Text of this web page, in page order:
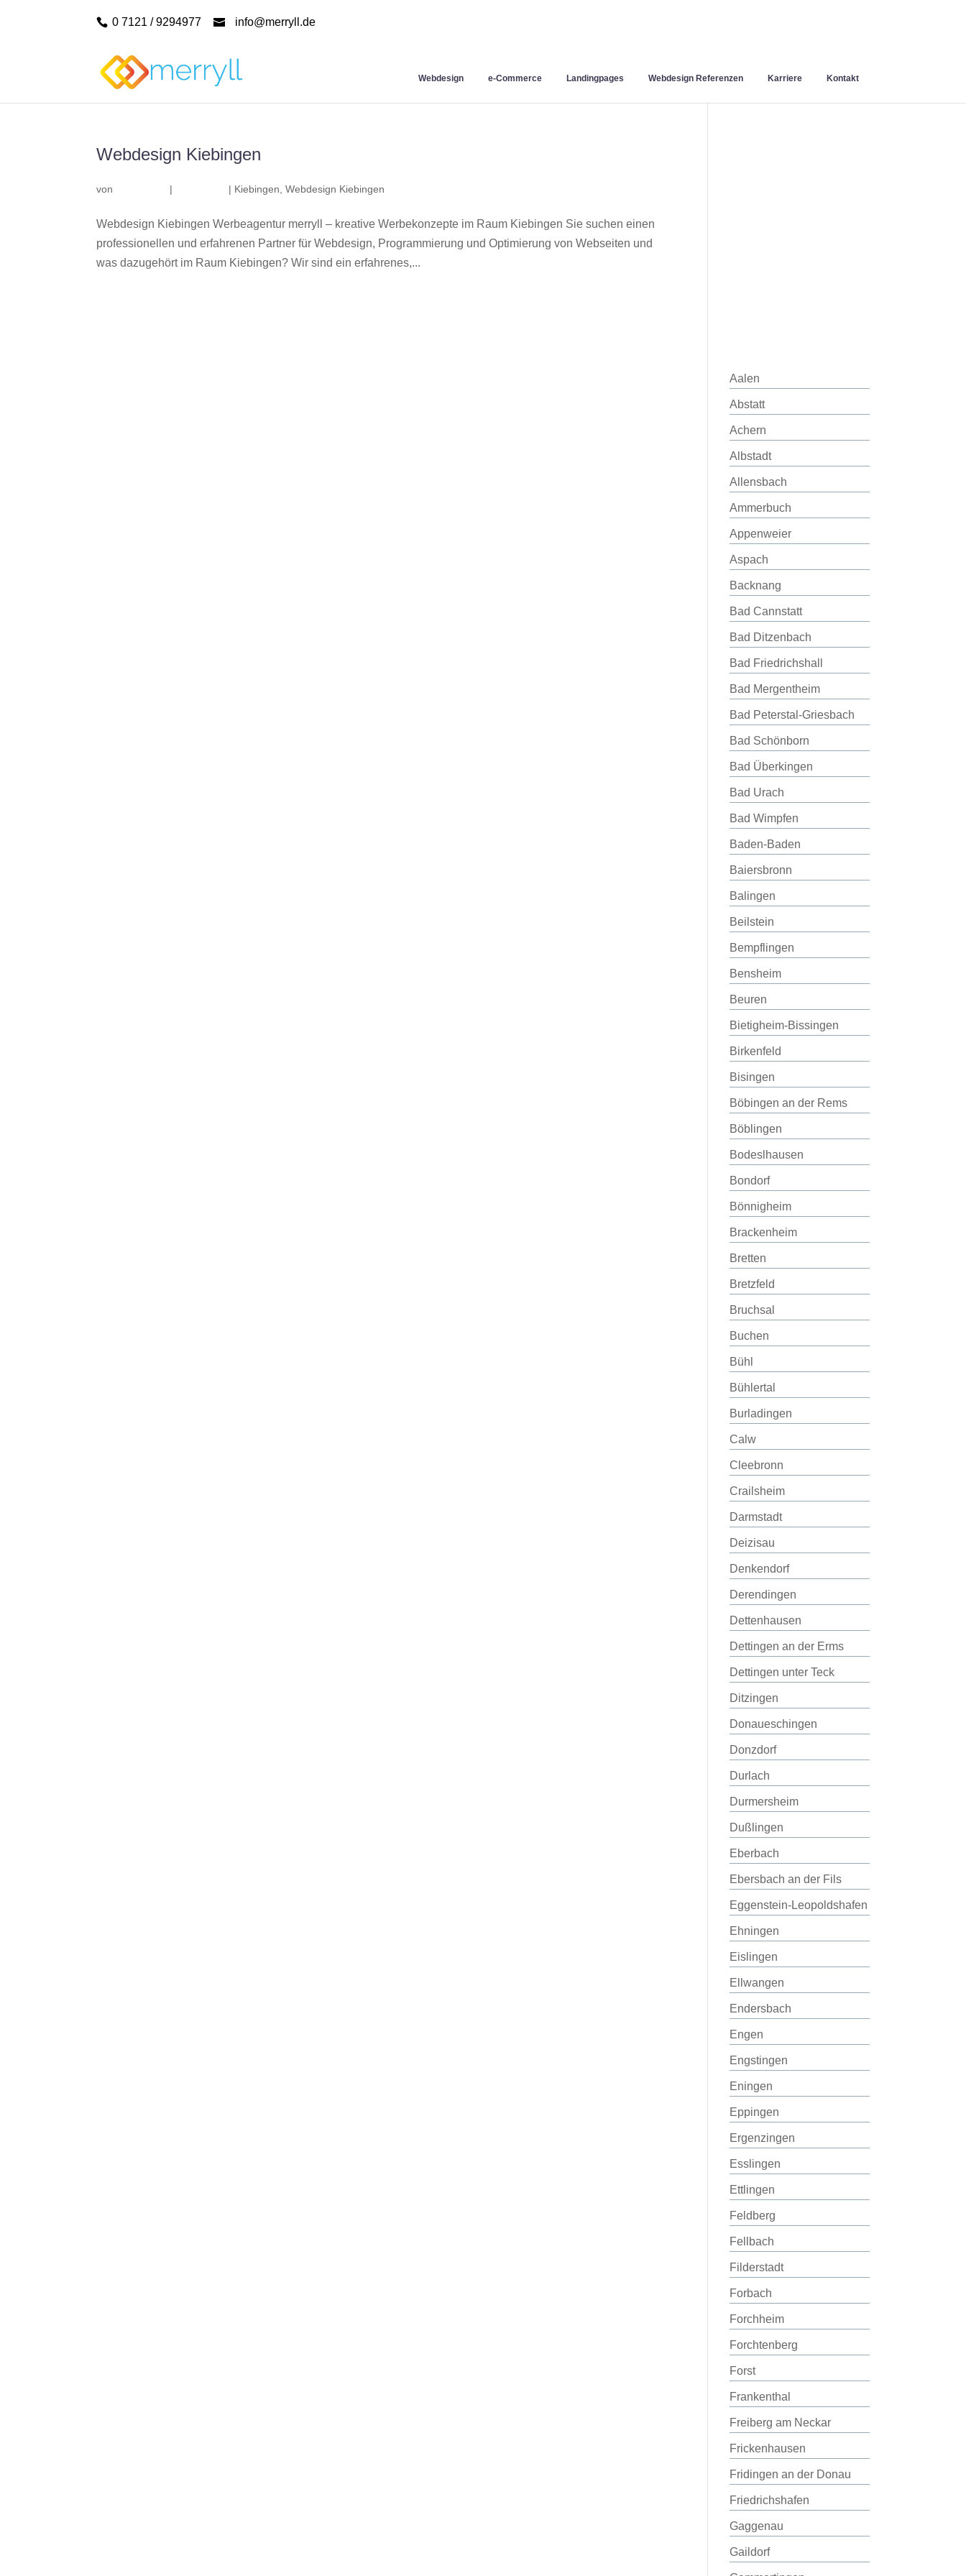
0 7121 / 9294977 info@merryll.de
Webdesign e-Commerce Landingpages Webdesign Referenzen Karriere Kontakt
Webdesign Kiebingen
von | | Kiebingen ,Webdesign Kiebingen
Webdesign Kiebingen Werbeagentur merryll – kreative Werbekonzepte im Raum Kiebingen Sie suchen einen
professionellen und erfahrenen Partner für Webdesign, Programmierung und Optimierung von Webseiten und
was dazugehört im Raum Kiebingen? Wir sind ein erfahrenes,...
Aalen
Abstatt
Achern
Albstadt
Allensbach
Ammerbuch
Appenweier
Aspach
Backnang
Bad Cannstatt
Bad Ditzenbach
Bad Friedrichshall
Bad Mergentheim
Bad Peterstal-Griesbach
Bad Schönborn
Bad Überkingen
Bad Urach
Bad Wimpfen
Baden-Baden
Baiersbronn
Balingen
Beilstein
Bempflingen
Bensheim
Beuren
Bietigheim-Bissingen
Birkenfeld
Bisingen
Böbingen an der Rems
Böblingen
Bodeslhausen
Bondorf
Bönnigheim
Brackenheim
Bretten
Bretzfeld
Bruchsal
Buchen
Bühl
Bühlertal
Burladingen
Calw
Cleebronn
Crailsheim
Darmstadt
Deizisau
Denkendorf
Derendingen
Dettenhausen
Dettingen an der Erms
Dettingen unter Teck
Ditzingen
Donaueschingen
Donzdorf
Durlach
Durmersheim
Dußlingen
Eberbach
Ebersbach an der Fils
Eggenstein-Leopoldshafen
Ehningen
Eislingen
Ellwangen
Endersbach
Engen
Engstingen
Eningen
Eppingen
Ergenzingen
Esslingen
Ettlingen
Feldberg
Fellbach
Filderstadt
Forbach
Forchheim
Forchtenberg
Forst
Frankenthal
Freiberg am Neckar
Frickenhausen
Fridingen an der Donau
Friedrichshafen
Gaggenau
Gaildorf